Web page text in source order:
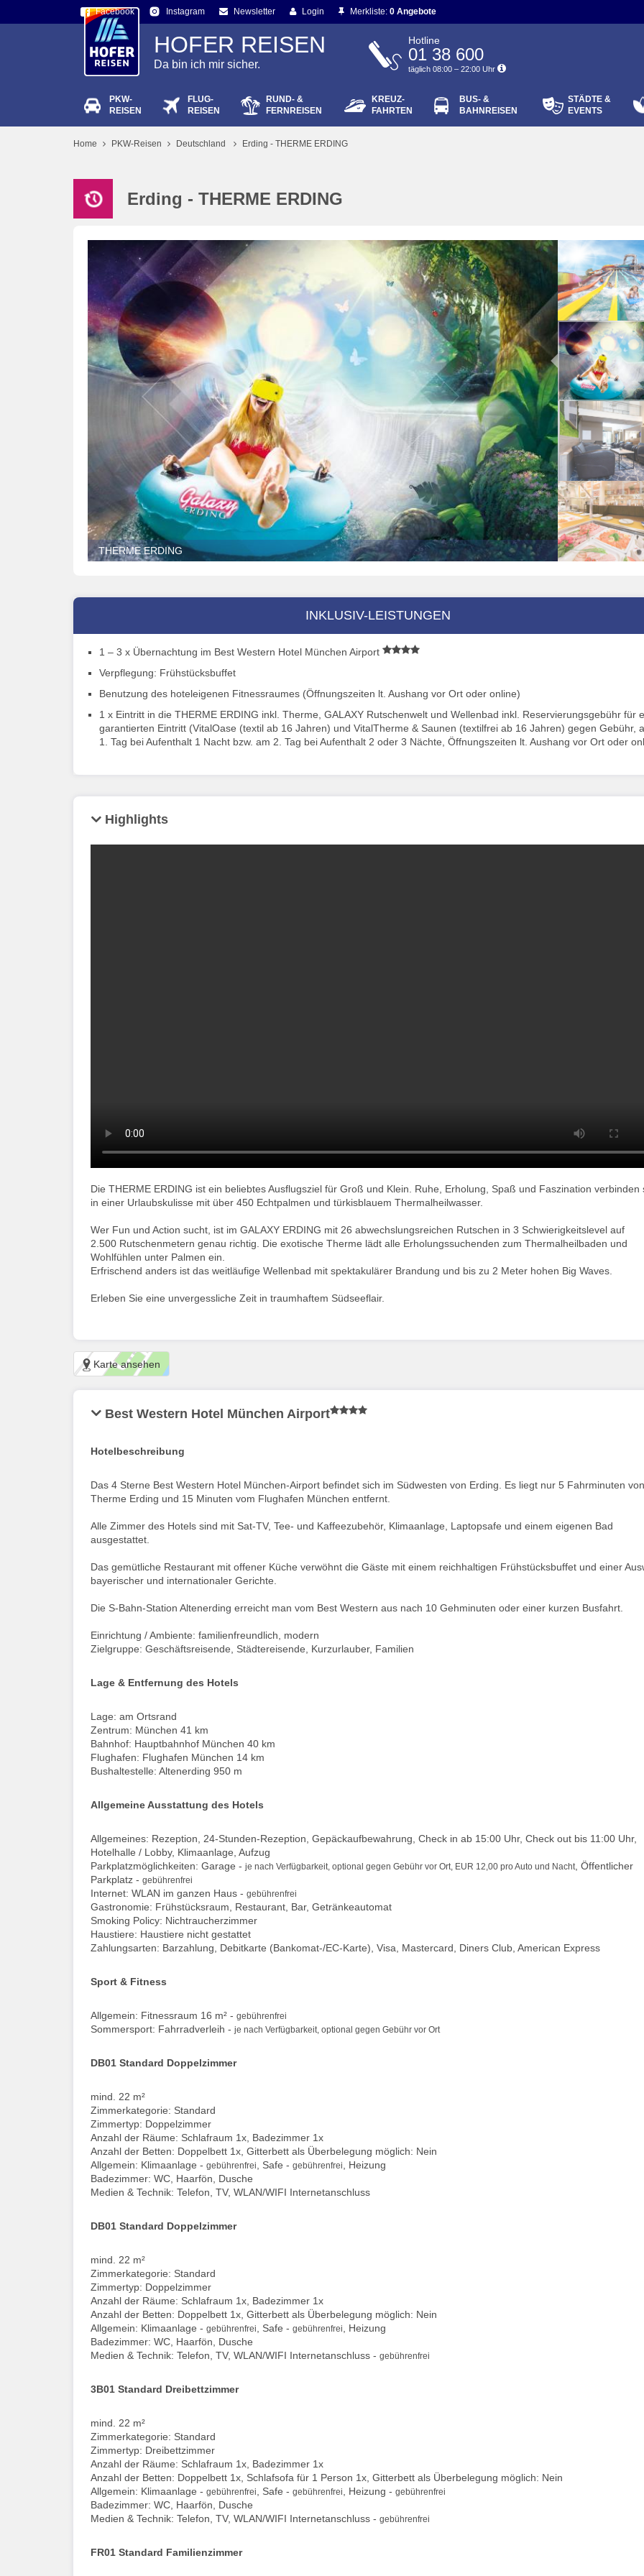
Facebook Instagram Newsletter Login
Passwort vergessen?
Merkliste: 0 Angebote
HOFER REISEN
Da bin ich mir sicher.
Hotline
01 38 600
täglich 08:00 – 22:00 Uhr
PKW-
REISEN
FLUG-
REISEN
RUND- &
FERNREISEN
KREUZ-
FAHRTEN
BUS- &
BAHNREISEN
STÄDTE &
EVENTS
Home PKW-Reisen Deutschland Erding - THERME ERDING
Erding - THERME ERDING
THERME ERDING
INKLUSIV-LEISTUNGEN
1 – 3 x Übernachtung im Best Western Hotel München Airport
Verpflegung: Frühstücksbuffet
Benutzung des hoteleigenen Fitnessraumes (Öffnungszeiten lt. Aushang vor Ort oder online)
1 x Eintritt in die THERME ERDING inkl. Therme, GALAXY Rutschenwelt und Wellenbad inkl. Reservierungsgebühr für
garantierten Eintritt (VitalOase (textil ab 16 Jahren) und VitalTherme & Saunen (textilfrei ab 16 Jahren) gegen Gebühr,
1. Tag bei Aufenthalt 1 Nacht bzw. am 2. Tag bei Aufenthalt 2 oder 3 Nächte, Öffnungszeiten lt. Aushang vor Ort oder
Highlights
Die THERME ERDING ist ein beliebtes Ausflugsziel für Groß und Klein. Ruhe, Erholung, Spaß und Faszination verbinden
in einer Urlaubskulisse mit über 450 Echtpalmen und türkisblauem Thermalheilwasser.
Wer Fun und Action sucht, ist im GALAXY ERDING mit 26 abwechslungsreichen Rutschen in 3 Schwierigkeitslevel auf
2.500 Rutschenmetern genau richtig. Die exotische Therme lädt alle Erholungssuchenden zum Thermalheilbaden und
Wohlfühlen unter Palmen ein.
Erfrischend anders ist das weitläufige Wellenbad mit spektakulärer Brandung und bis zu 2 Meter hohen Big Waves.
Erleben Sie eine unvergessliche Zeit in traumhaftem Südseeflair.
Karte ansehen
Best Western Hotel München Airport
Hotelbeschreibung
Das 4 Sterne Best Western Hotel München-Airport befindet sich im Südwesten von Erding. Es liegt nur 5 Fahrminuten
Therme Erding und 15 Minuten vom Flughafen München entfernt.
Alle Zimmer des Hotels sind mit Sat-TV, Tee- und Kaffeezubehör, Klimaanlage, Laptopsafe und einem eigenen Bad
ausgestattet.
Das gemütliche Restaurant mit offener Küche verwöhnt die Gäste mit einem reichhaltigen Frühstücksbuffet und einer
bayerischer und internationaler Gerichte.
Die S-Bahn-Station Altenerding erreicht man vom Best Western aus nach 10 Gehminuten oder einer kurzen Busfahrt.
Einrichtung / Ambiente: familienfreundlich, modern
Zielgruppe: Geschäftsreisende, Städtereisende, Kurzurlauber, Familien
Lage & Entfernung des Hotels
Lage: am Ortsrand
Zentrum: München 41 km
Bahnhof: Hauptbahnhof München 40 km
Flughafen: Flughafen München 14 km
Bushaltestelle: Altenerding 950 m
Allgemeine Ausstattung des Hotels
Allgemeines: Rezeption, 24-Stunden-Rezeption, Gepäckaufbewahrung, Check in ab 15:00 Uhr, Check out bis 11:00 Uhr,
Hotelhalle / Lobby, Klimaanlage, Aufzug
Parkplatzmöglichkeiten: Garage - je nach Verfügbarkeit, optional gegen Gebühr vor Ort, EUR 12,00 pro Auto und Nacht, Öffentlicher
Parkplatz - gebührenfrei
Internet: WLAN im ganzen Haus - gebührenfrei
Gastronomie: Frühstücksraum, Restaurant, Bar, Getränkeautomat
Smoking Policy: Nichtraucherzimmer
Haustiere: Haustiere nicht gestattet
Zahlungsarten: Barzahlung, Debitkarte (Bankomat-/EC-Karte), Visa, Mastercard, Diners Club, American Express
Sport & Fitness
Allgemein: Fitnessraum 16 m² - gebührenfrei
Sommersport: Fahrradverleih - je nach Verfügbarkeit, optional gegen Gebühr vor Ort
DB01 Standard Doppelzimmer
mind. 22 m²
Zimmerkategorie: Standard
Zimmertyp: Doppelzimmer
Anzahl der Räume: Schlafraum 1x, Badezimmer 1x
Anzahl der Betten: Doppelbett 1x, Gitterbett als Überbelegung möglich: Nein
Allgemein: Klimaanlage - gebührenfrei, Safe - gebührenfrei, Heizung
Badezimmer: WC, Haarfön, Dusche
Medien & Technik: Telefon, TV, WLAN/WIFI Internetanschluss
DB01 Standard Doppelzimmer
mind. 22 m²
Zimmerkategorie: Standard
Zimmertyp: Doppelzimmer
Anzahl der Räume: Schlafraum 1x, Badezimmer 1x
Anzahl der Betten: Doppelbett 1x, Gitterbett als Überbelegung möglich: Nein
Allgemein: Klimaanlage - gebührenfrei, Safe - gebührenfrei, Heizung
Badezimmer: WC, Haarfön, Dusche
Medien & Technik: Telefon, TV, WLAN/WIFI Internetanschluss - gebührenfrei
3B01 Standard Dreibettzimmer
mind. 22 m²
Zimmerkategorie: Standard
Zimmertyp: Dreibettzimmer
Anzahl der Räume: Schlafraum 1x, Badezimmer 1x
Anzahl der Betten: Doppelbett 1x, Schlafsofa für 1 Person 1x, Gitterbett als Überbelegung möglich: Nein
Allgemein: Klimaanlage - gebührenfrei, Safe - gebührenfrei, Heizung - gebührenfrei
Badezimmer: WC, Haarfön, Dusche
Medien & Technik: Telefon, TV, WLAN/WIFI Internetanschluss - gebührenfrei
FR01 Standard Familienzimmer